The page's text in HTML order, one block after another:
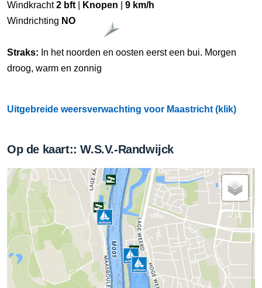
Windkracht2 bft Knopen
9 km/h
Windrichting NO
Straks: In het noorden en oosten eerst een bui. Morgen
droog, warm en zonnig
Uitgebreide weersverwachting voor Maastricht (klik)
Op de kaart:: W.S.V.-Randwijck